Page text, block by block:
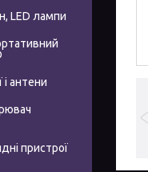
LED лампи
і антени
пристрої